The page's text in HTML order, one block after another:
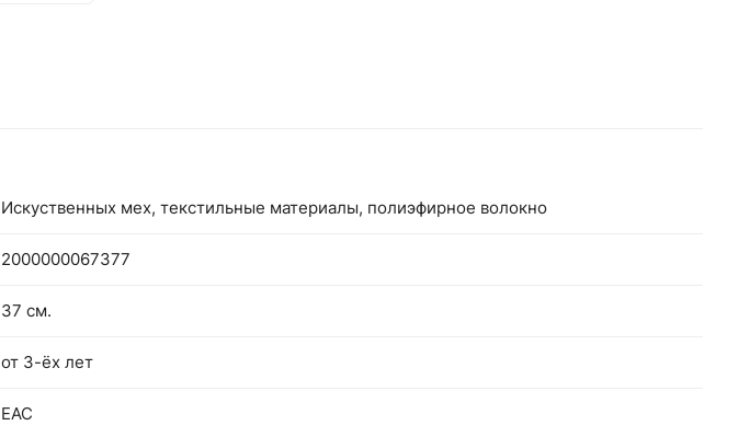
Искуственных мех, текстильные материалы, полиэфирное волокно
2000000067377
37 см.
от 3-ёх лет
EAC